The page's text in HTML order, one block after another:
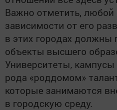
Важно отметить, любой
зависимости от его
в этих городах должны
объекты высшего
Университеты,
рода «роддомом»
которые занимаются
в городскую среду.